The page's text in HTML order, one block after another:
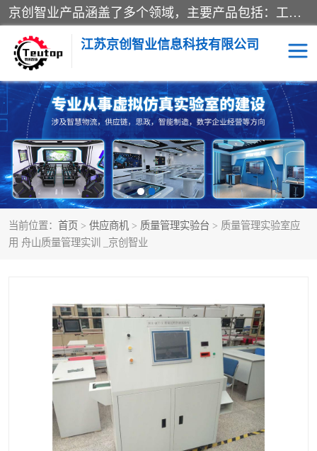
京创智业产品涵盖了多个领域，主要产品包括：工业4.0生产线解决方案，智慧物流综合实训室，教学设备与实验室建设，虚拟仿真实验室等。公司将秉持“创新、执着、诚信、共赢”的理念，以“将服务当作使命”为核心价值观，致力于为客户创造价值，与客户、合作伙伴和员工共同成长。
江苏京创智业信息科技有限公司
当前位置： 首页 > 供应商机 > 质量管理实验台 > 质量管理实验室应
用 舟山质量管理实训 _京创智业
VR物流实训 低碳供应链
生产系统仿真 冷链物流
供应链管理 思政
智慧零售实训 智能制造
工业工程实训室